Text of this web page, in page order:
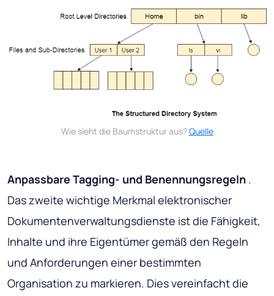
Wie sieht die Baumstruktur aus?Quelle
Anpassbare Tagging- und Benennungsregeln .
Das zweite wichtige Merkmal elektronischer
Dokumentenverwaltungsdienste ist die Fähigkeit,
Inhalte und ihre Eigentümer gemäß den Regeln
und Anforderungen einer bestimmten
Organisation zu markieren. Dies vereinfacht die